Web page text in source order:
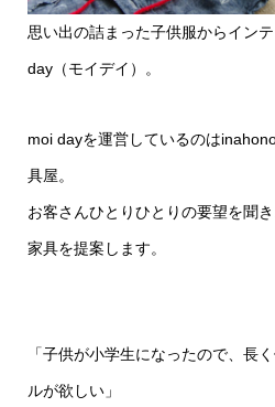
思い出の詰まった子供服からイン
day（モイデイ）。
moi dayを運営しているのは
具屋。
お客さんひとりひとりの要望を聞
家具を提案します。
「子供が小学生になったので、長
ルが欲しい」